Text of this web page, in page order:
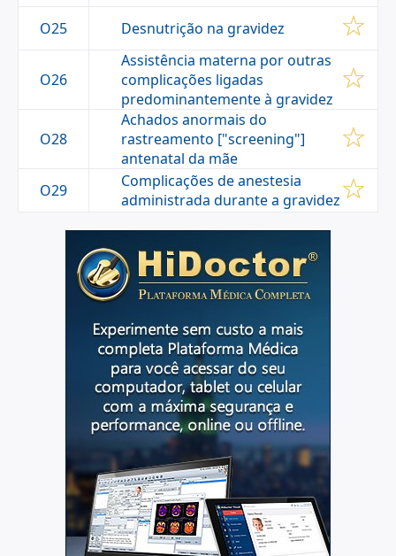
O25 Desnutrição na gravidez
O26
Assistência materna por outras
complicações ligadas
predominantemente à gravidez
O28
Achados anormais do
rastreamento ["screening"]
antenatal da mãe
O29
Complicações de anestesia
administrada durante a gravidez